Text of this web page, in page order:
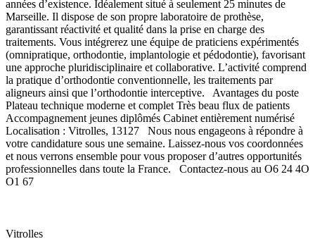
années d’existence. Idéalement situé à seulement 25 minutes de
Marseille. Il dispose de son propre laboratoire de prothèse,
garantissant réactivité et qualité dans la prise en charge des
traitements. Vous intégrerez une équipe de praticiens expérimentés
(omnipratique, orthodontie, implantologie et pédodontie), favorisant
une approche pluridisciplinaire et collaborative. L’activité comprend
la pratique d’orthodontie conventionnelle, les traitements par
aligneurs ainsi que l’orthodontie interceptive. Avantages du poste
Plateau technique moderne et complet Très beau flux de patients
Accompagnement jeunes diplômés Cabinet entièrement numérisé
Localisation : Vitrolles, 13127 Nous nous engageons à répondre à
votre candidature sous une semaine. Laissez-nous vos coordonnées
et nous verrons ensemble pour vous proposer d’autres opportunités
professionnelles dans toute la France. Contactez-nous au O6 24 4O
O1 67
Vitrolles